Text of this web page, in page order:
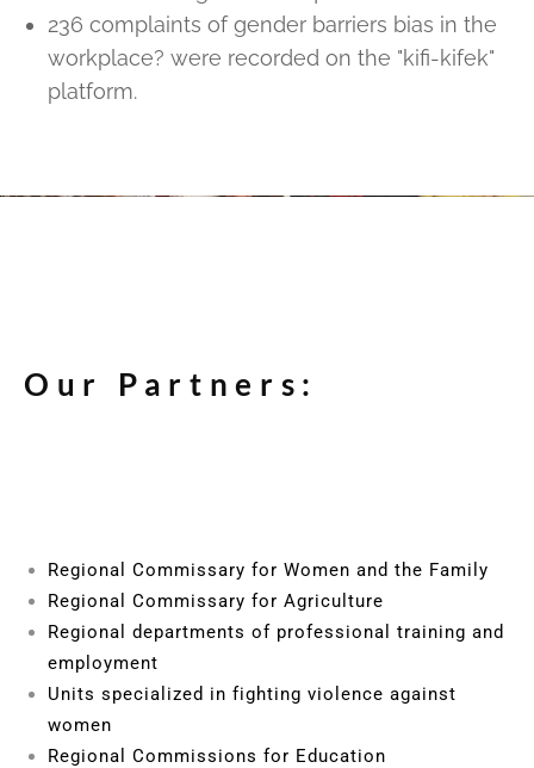
236 complaints of gender barriers bias in the
workplace? were recorded on the "kifi-kifek"
platform.
Our Partners:
Regional Commissary for Women and the Family
Regional Commissary for Agriculture
Regional departments of professional training and
employment
Units specialized in fighting violence against
women
Regional Commissions for Education